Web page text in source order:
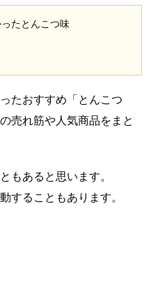
たとんこつ味
たおすすめ「とんこつ
売れ筋や人気商品をまと
もあると思います。
することもあります。